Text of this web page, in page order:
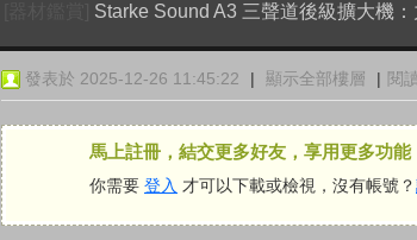
Starke Sound A3 三聲道後級擴大機
發表於 2025-12-26 11:45:22 | 顯示全部樓層 | 閱
馬上註冊，結交更多好友，享用更多功能
你需要 登入 才可以下載或檢視，沒有帳號？